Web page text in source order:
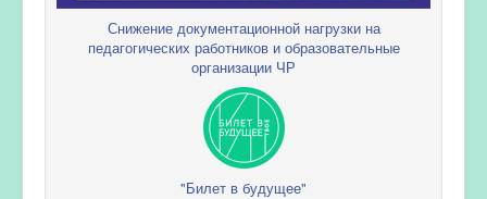
Снижение документационной нагрузки на
педагогических работников и образовательные
организации ЧР
"Билет в будущее"